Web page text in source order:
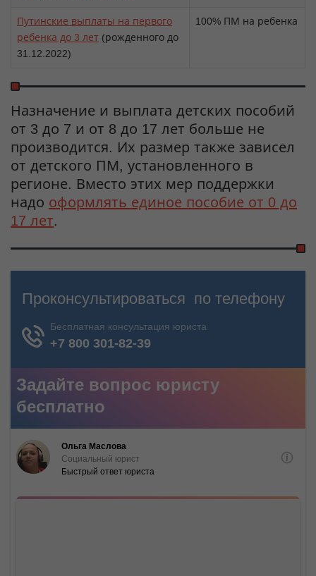
Путинские выплаты на первого
ребенка до 3 лет (рожденного до
31.12.2022)
100% ПМ на ребенка
Назначение и выплата детских пособий
от 3 до 7 и от 8 до 17 лет больше не
производится. Их размер также зависел
от детского ПМ, установленного в
регионе. Вместо этих мер поддержки
надо оформлять единое пособие от 0 до
17 лет.